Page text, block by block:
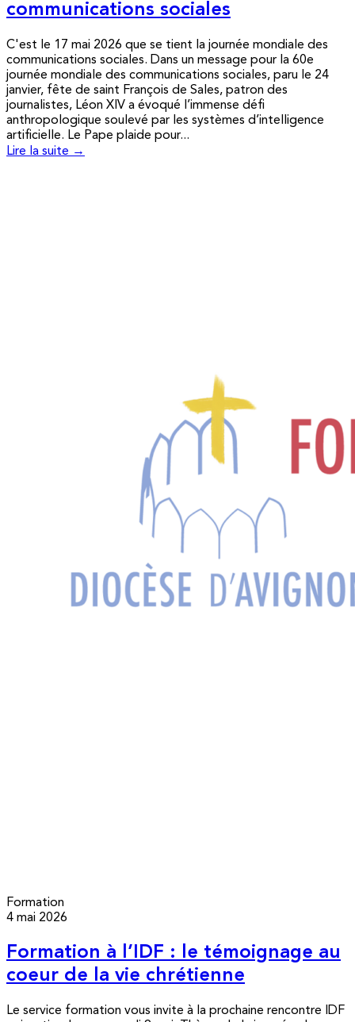
communications sociales
C'est le 17 mai 2026 que se tient la journée mondiale des
communications sociales. Dans un message pour la 60e
journée mondiale des communications sociales, paru le 24
janvier, fête de saint François de Sales, patron des
journalistes, Léon XIV a évoqué l’immense défi
anthropologique soulevé par les systèmes d’intelligence
artificielle. Le Pape plaide pour...
Lire la suite →
Formation
4 mai 2026
Formation à l’IDF : le témoignage au
coeur de la vie chrétienne
Le service formation vous invite à la prochaine rencontre IDF